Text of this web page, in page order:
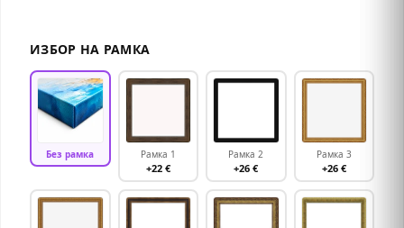
ИЗБОР НА РАМКА
Без рамка Рамка 1
+22 €
Рамка 2
+26 €
Рамка 3
+26 €